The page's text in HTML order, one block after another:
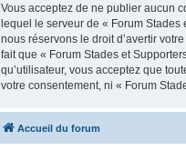
Vous acceptez de ne publier aucun
lequel le serveur de « Forum
nous réservons le droit d’avertir
fait que « Forum Stades et
qu’utilisateur, vous acceptez que
votre consentement, ni « Forum
Accueil du forum